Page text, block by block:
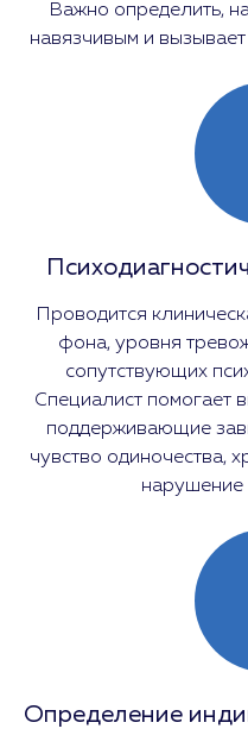
Важно определить,
навязчивым и
Проводится
фона, уровня
сопутствующих
Специалист помогает
поддерживающие
чувство одиночества,
нарушение
Определение